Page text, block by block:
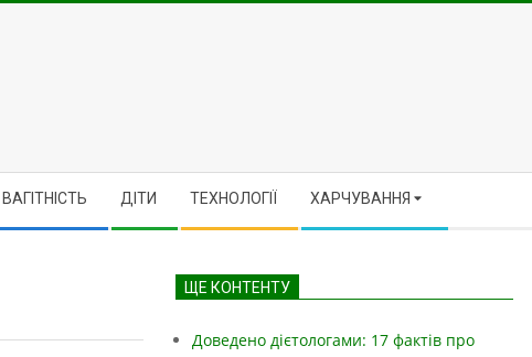
ВАГІТНІСТЬ ДІТИ ТЕХНОЛОГІЇ ХАРЧУВАННЯ
ЩЕ КОНТЕНТУ
Доведено дієтологами: 17 фактів про